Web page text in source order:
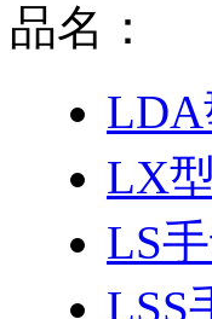
品名：
LDA
LX
LS
LSS